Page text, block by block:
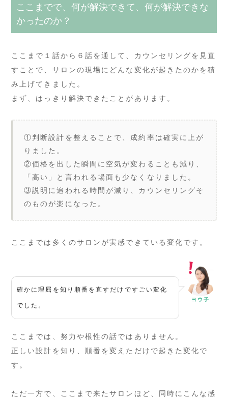
ここまでで、何が解決できて、何が解決できな
かったのか？
ここまで１話から６話を通して、カウンセリングを見直
すことで、サロンの現場にどんな変化が起きたのかを積
み上げてきました。
まず、はっきり解決できたことがあります。
①判断設計を整えることで、成約率は確実に上が
りました。
②価格を出した瞬間に空気が変わることも減り、
「高い」と言われる場面も少なくなりました。
③説明に追われる時間が減り、カウンセリングそ
のものが楽になった。
ここまでは多くのサロンが実感できている変化です。
確かに理屈を知り順番を直すだけですごい変化
でした。
ヨウ子
ここまでは、努力や根性の話ではありません。
正しい設計を知り、順番を変えただけで起きた変化で
す。
ただ一方で、ここまで来たサロンほど、同時にこんな感